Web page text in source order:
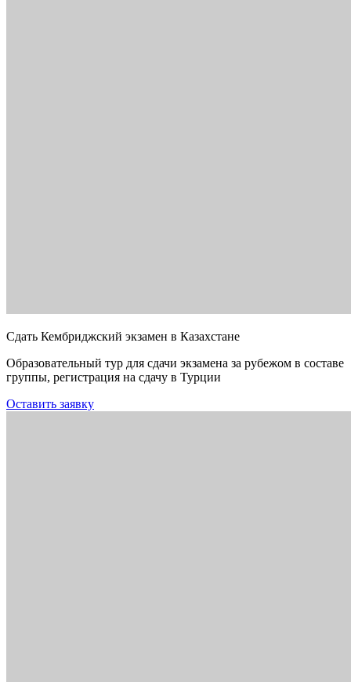
Сдать Кембриджский экзамен в Казахстане
Образовательный тур для сдачи экзамена за рубежом в составе
группы, регистрация на сдачу в Турции
Оставить заявку